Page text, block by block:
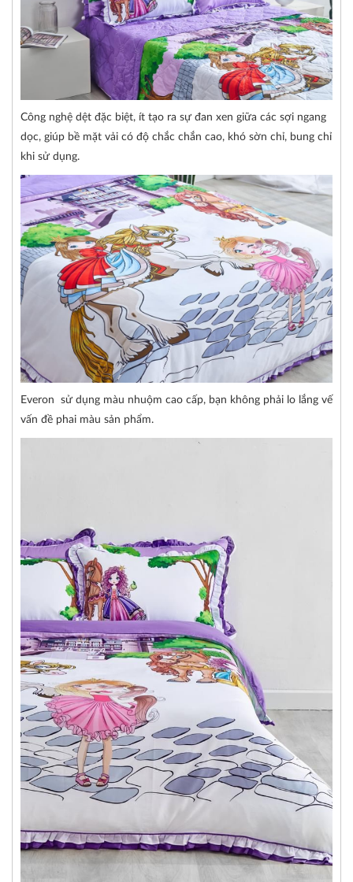
Công nghệ dệt đặc biệt, ít tạo ra sự đan xen giữa các sợi ngang
dọc, giúp bề mặt vải có độ chắc chắn cao, khó sờn chỉ, bung chỉ
khi sử dụng.
Everon sử dụng màu nhuộm cao cấp, bạn không phải lo lắng vế
vấn đề phai màu sản phẩm.